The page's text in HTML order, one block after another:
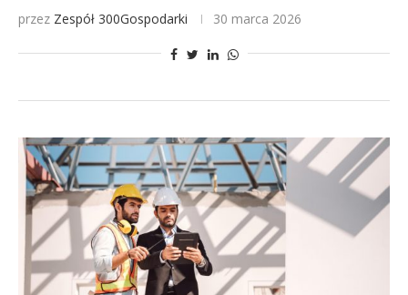
przez Zespół 300Gospodarki 30 marca 2026